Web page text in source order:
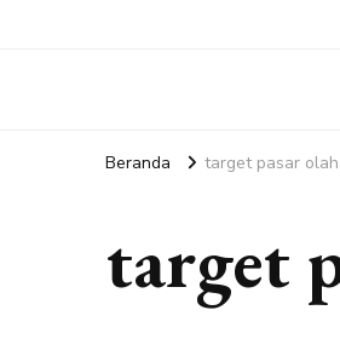
Beranda target pasar
target